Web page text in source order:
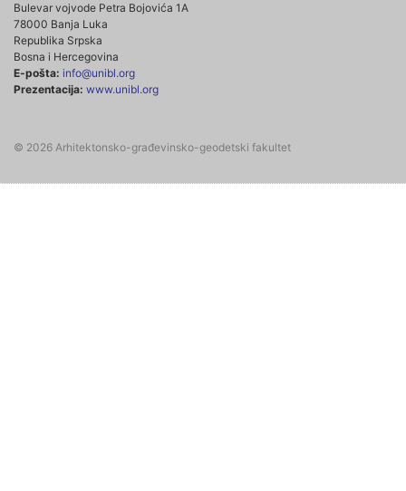
Bulevar vojvode Petra Bojovića 1A
78000 Banja Luka
Republika Srpska
Bosna i Hercegovina
E-pošta: info@unibl.org
Prezentacija: www.unibl.org
© 2026 Arhitektonsko-građevinsko-geodetski fakultet